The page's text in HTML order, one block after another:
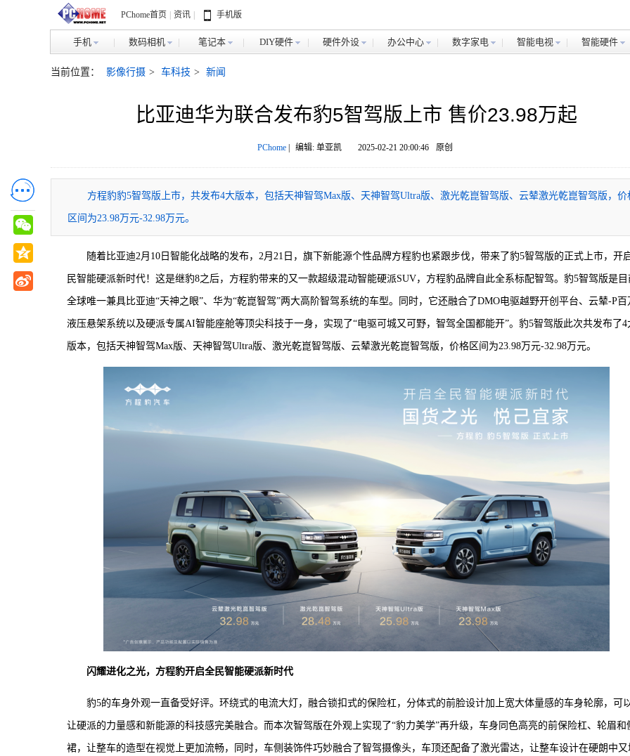
PChome首页 资讯 手机版
手机 数码相机 笔记本 DIY硬件 硬件外设 办公中心 数字家电 智能电视 智能硬件
当前位置： 影像行摄 > 车科技 > 新闻
比亚迪华为联合发布豹5智驾版上市 售价23.98万起
PChome| 编辑: 单亚凯 2025-02-21 20:00:46 原创
方程豹豹5智驾版上市，共发布4大版本，包括天神智驾Max版、天神智驾Ultra版、激光乾崑智驾版、云辇激光乾崑智驾版，价
区间为23.98万元-32.98万元。
随着比亚迪2月10日智能化战略的发布，2月21日，旗下新能源个性品牌方程豹也紧跟步伐，带来了豹5智驾版的正式上市，开
民智能硬派新时代！这是继豹8之后，方程豹带来的又一款超级混动智能硬派SUV，方程豹品牌自此全系标配智驾。豹5智驾版是目
全球唯一兼具比亚迪“天神之眼”、华为“乾崑智驾”两大高阶智驾系统的车型。同时，它还融合了DMO电驱越野开创平台、云辇-P百
液压悬架系统以及硬派专属AI智能座舱等顶尖科技于一身，实现了“电驱可城又可野，智驾全国都能开”。豹5智驾版此次共发布了4
版本，包括天神智驾Max版、天神智驾Ultra版、激光乾崑智驾版、云辇激光乾崑智驾版，价格区间为23.98万元-32.98万元。
闪耀进化之光，方程豹开启全民智能硬派新时代
豹5的车身外观一直备受好评。环绕式的电流大灯，融合锁扣式的保险杠，分体式的前脸设计加上宽大体量感的车身轮廓，可
让硬派的力量感和新能源的科技感完美融合。而本次智驾版在外观上实现了“豹力美学”再升级，车身同色高亮的前保险杠、轮眉和
裙，让整车的造型在视觉上更加流畅，同时，车侧装饰件巧妙融合了智驾摄像头，车顶还配备了激光雷达，让整车设计在硬朗中又